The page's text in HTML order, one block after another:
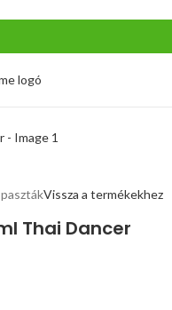
Vissza a termékekhez
Thai Dancer